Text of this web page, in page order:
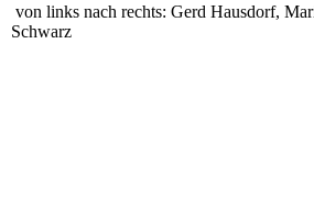
von links nach rechts: Gerd Hausdorf,
Schwarz